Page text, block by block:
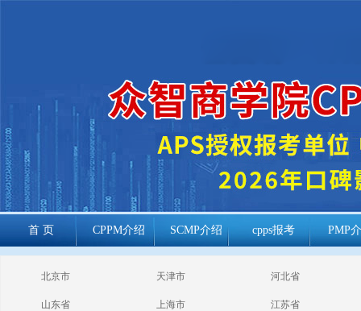
首 页 CPPM介绍 SCMP介绍 cpps报考 PMP
cppm报考常见
问题
北京市 天津市 河北省
山东省 上海市 江苏省